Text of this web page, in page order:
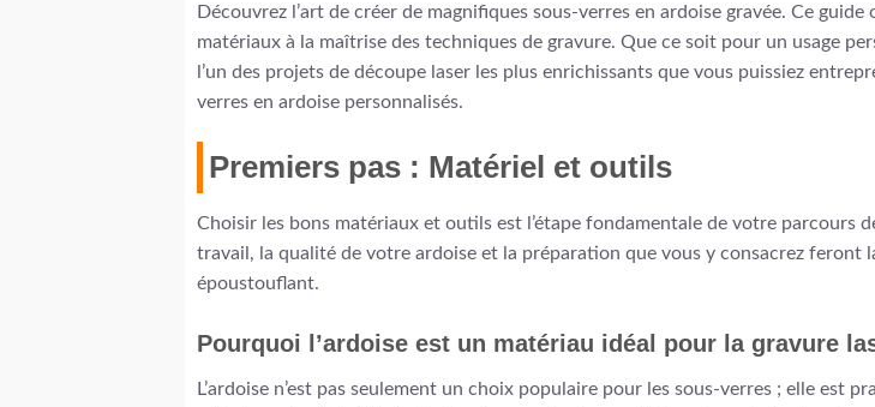
Découvrez l’art de créer de magnifiques sous-verres en ardoise gravée. Ce
matériaux à la maîtrise des techniques de gravure. Que ce soit pour un usage
l’un des projets de découpe laser les plus enrichissants que vous puissiez
verres en ardoise personnalisés.
Premiers pas : Matériel et outils
Choisir les bons matériaux et outils est l’étape fondamentale de votre parcours
travail, la qualité de votre ardoise et la préparation que vous y consacrez
époustouflant.
Pourquoi l’ardoise est un matériau idéal pour la gravure
L’ardoise n’est pas seulement un choix populaire pour les sous-verres ; elle est